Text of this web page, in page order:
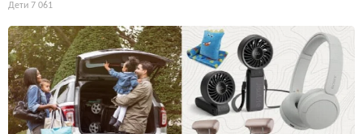
Дети 7 061